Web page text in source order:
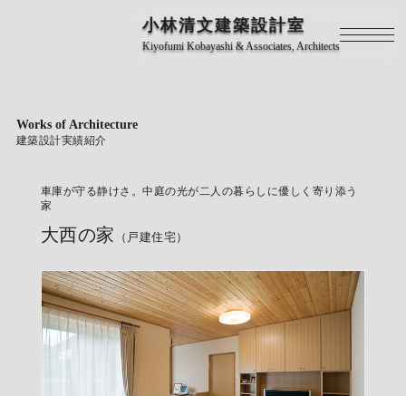
小林清文建築設計室
Kiyofumi Kobayashi & Associates, Architects
Works of Architecture
建築設計実績紹介
車庫が守る静けさ。中庭の光が二人の暮らしに優しく寄り添う
家
大西の家 （戸建住宅）